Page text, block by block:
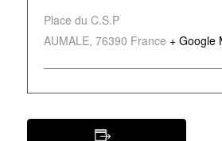
Place du C.S.P
AUMALE, 76390 France + Google